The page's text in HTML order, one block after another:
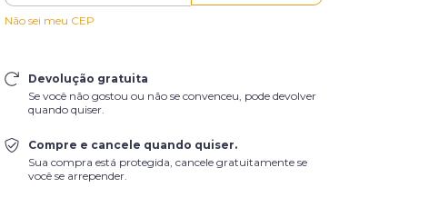
Não sei meu CEP
Devolução gratuita
Se você não gostou ou não se convenceu, pode devolver
quando quiser.
Compre e cancele quando quiser.
Sua compra está protegida, cancele gratuitamente se
você se arrepender.